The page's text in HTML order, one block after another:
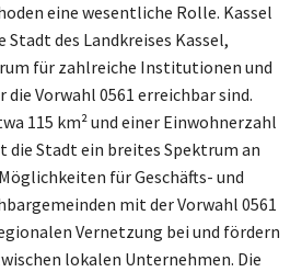
eine wesentliche Rolle. Kassel
des Landkreises Kassel,
für zahlreiche Institutionen und
Vorwahl 0561 erreichbar sind.
115 km² und einer Einwohnerzahl
die Stadt ein breites Spektrum an
für Geschäfts- und
mit der Vorwahl 0561
Vernetzung bei und fördern
lokalen Unternehmen. Die